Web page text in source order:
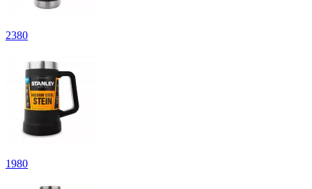
2380
1980